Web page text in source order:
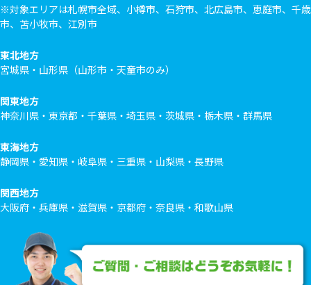
※対象エリアは札幌市全域、小樽市、石狩市、北広島市、恵庭市、千歳
市、苫小牧市、江別市
東北地方
宮城県・山形県（山形市・天童市のみ）
関東地方
神奈川県・東京都・千葉県・埼玉県・茨城県・栃木県・群馬県
東海地方
静岡県・愛知県・岐阜県・三重県・山梨県・長野県
関西地方
大阪府・兵庫県・滋賀県・京都府・奈良県・和歌山県